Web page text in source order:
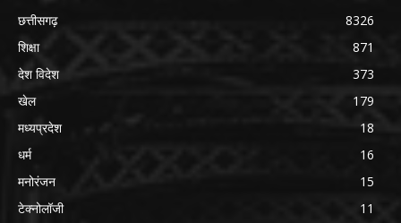
छत्तीसगढ़
8326
शिक्षा
871
देश विदेश
373
खेल
179
मध्यप्रदेश
18
धर्म
16
मनोरंजन
15
टेक्नोलॉजी
11